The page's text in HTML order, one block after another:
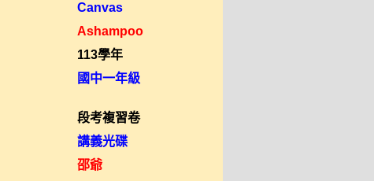
Canvas
Ashampoo
113學年
國中一年級
段考複習卷
講義光碟
邵爺